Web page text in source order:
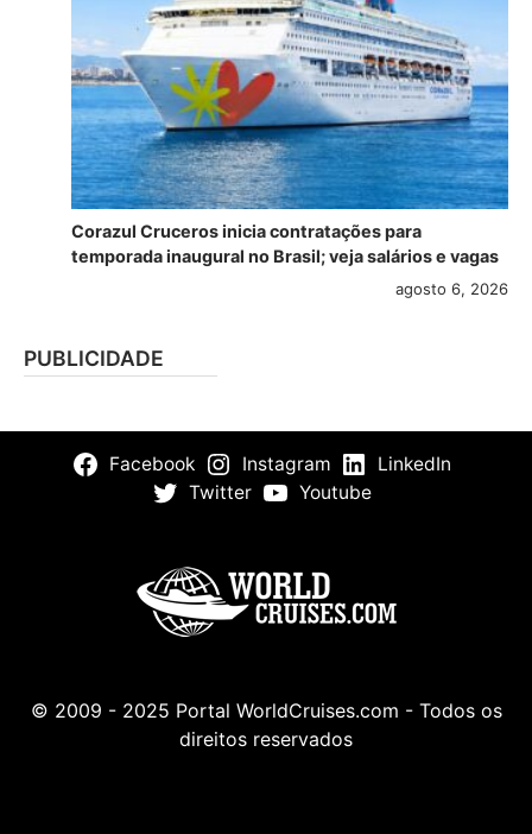
Corazul Cruceros inicia contratações para
temporada inaugural no Brasil; veja salários e vagas
agosto 6, 2026
PUBLICIDADE
Facebook Instagram
LinkedIn
Twitter
Youtube
© 2009 - 2025 Portal WorldCruises.com - Todos os
direitos reservados